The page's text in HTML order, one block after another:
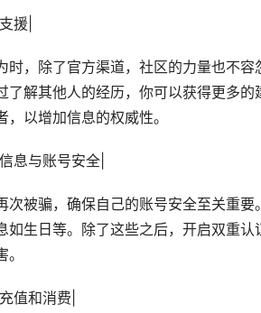
援|
时，除了官方渠道，社区的力量也不
了解其他人的经历，你可以获得更多
，以增加信息的权威性。
息与账号安全|
次被骗，确保自己的账号安全至关重
如生日等。除了这些之后，开启双重
值和消费|